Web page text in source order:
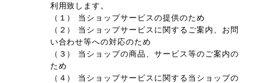
利用致します。
（１） 当ショップサービスの提供のため
（２） 当ショップサービスに関するご案内、お問
い合わせ等への対応のため
（３） 当ショップの商品、サービス等のご案内の
ため
（４） 当ショップサービスに関する当ショップの